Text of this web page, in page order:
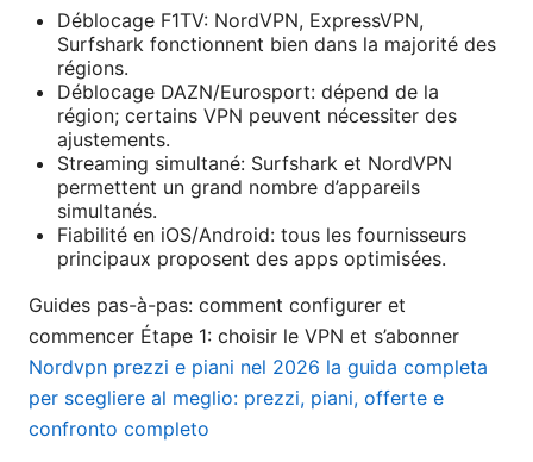
Déblocage F1TV: NordVPN, ExpressVPN,
Surfshark fonctionnent bien dans la majorité des
régions.
Déblocage DAZN/Eurosport: dépend de la
région; certains VPN peuvent nécessiter des
ajustements.
Streaming simultané: Surfshark et NordVPN
permettent un grand nombre d’appareils
simultanés.
Fiabilité en iOS/Android: tous les fournisseurs
principaux proposent des apps optimisées.
Guides pas-à-pas: comment configurer et
commencer Étape 1: choisir le VPN et s’abonner
Nordvpn prezzi e piani nel 2026 la guida completa
per scegliere al meglio: prezzi, piani, offerte e
confronto completo